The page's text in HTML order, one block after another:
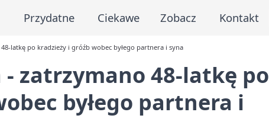
Przydatne Ciekawe Zobacz Kontakt
latkę po kradzieży i gróźb wobec byłego partnera i syna
zatrzymano 48-latkę po
byłego partnera i